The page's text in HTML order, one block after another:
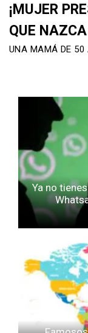
¡MUJER
QUE
UNA MAMÁ DE 50
Ya no